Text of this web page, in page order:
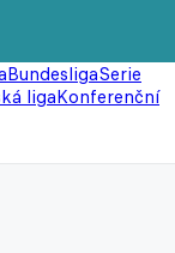
BundesligaSerie
ligaKonferenční